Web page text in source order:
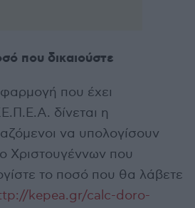
που δικαιούστε
που έχει
δίνεται η
να υπολογίσουν
Χριστουγέννων που
το ποσό που θα λάβετε
kepea.gr/calc-doro-